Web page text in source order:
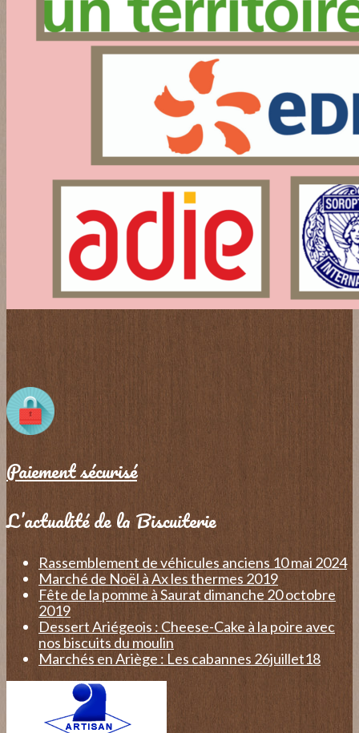
Paiement sécurisé
L’actualité de la Biscuiterie
Rassemblement de véhicules anciens 10 mai 2024
Marché de Noël à Ax les thermes 2019
Fête de la pomme à Saurat dimanche 20 octobre
2019
Dessert Ariégeois : Cheese-Cake à la poire avec
nos biscuits du moulin
Marchés en Ariège : Les cabannes 26juillet18